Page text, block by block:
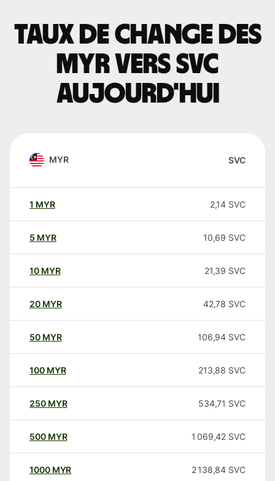
Taux de change des
MYR vers SVC
aujourd'hui
MYR SVC
1 MYR 2,14 SVC
5 MYR 10,69 SVC
10 MYR 21,39 SVC
20 MYR 42,78 SVC
50 MYR 106,94 SVC
100 MYR 213,88 SVC
250 MYR 534,71 SVC
500 MYR 1 069,42 SVC
1000 MYR 2 138,84 SVC